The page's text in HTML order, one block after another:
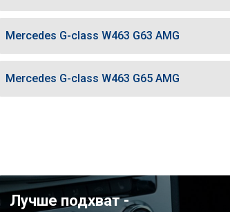
Mercedes G-class W463 G63 AMG
Mercedes G-class W463 G65 AMG
Лучше подхват -